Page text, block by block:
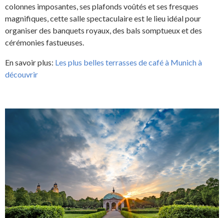
colonnes imposantes, ses plafonds voûtés et ses fresques
magnifiques, cette salle spectaculaire est le lieu idéal pour
organiser des banquets royaux, des bals somptueux et des
cérémonies fastueuses.
En savoir plus: Les plus belles terrasses de café à Munich à
découvrir